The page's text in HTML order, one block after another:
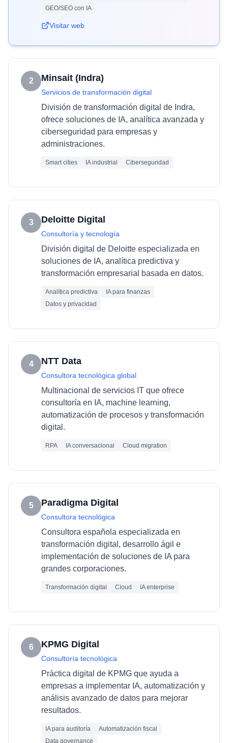
GEO/SEO con IA
Visitar web
2 Minsait (Indra)
Servicios de transformación digital
División de transformación digital de Indra,
ofrece soluciones de IA, analítica avanzada y
ciberseguridad para empresas y
administraciones.
Smart cities IA industrial Ciberseguridad
3 Deloitte Digital
Consultoría y tecnología
División digital de Deloitte especializada en
soluciones de IA, analítica predictiva y
transformación empresarial basada en datos.
Analítica predictiva
IA para finanzas
Datos y privacidad
4 NTT Data
Consultora tecnológica global
Multinacional de servicios IT que ofrece
consultoría en IA, machine learning,
automatización de procesos y transformación
digital.
RPA IA conversacional Cloud migration
5 Paradigma Digital
Consultora tecnológica
Consultora española especializada en
transformación digital, desarrollo ágil e
implementación de soluciones de IA para
grandes corporaciones.
Transformación digital Cloud IA enterprise
6 KPMG Digital
Consultoría tecnológica
Práctica digital de KPMG que ayuda a
empresas a implementar IA, automatización y
análisis avanzado de datos para mejorar
resultados.
IA para auditoría
Automatización fiscal
Data governance